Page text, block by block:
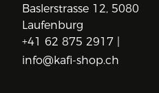
Baslerstrasse 12, 5080
Laufenburg
+41 62 875 2917 |
info@kafi-shop.ch